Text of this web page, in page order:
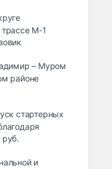
М-1
– Муром
районе
стартерных
и